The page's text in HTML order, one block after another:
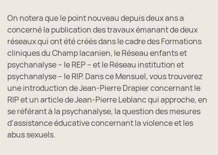
On notera que le point nouveau depuis deux ans a
concerné la publication des travaux émanant de deux
réseaux qui ont été créés dans le cadre des Formations
cliniques du Champ lacanien, le Réseau enfants et
psychanalyse – le REP – et le Réseau institution et
psychanalyse – le RIP. Dans ce Mensuel, vous trouverez
une introduction de Jean-Pierre Drapier concernant le
RIP et un article de Jean-Pierre Leblanc qui approche, en
se référant à la psychanalyse, la question des mesures
d’assistance éducative concernant la violence et les
abus sexuels.